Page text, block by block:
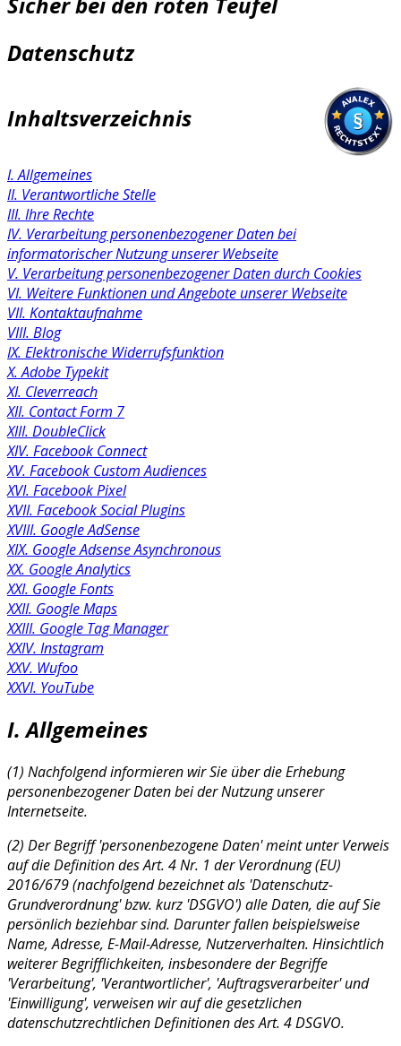
Datenschutz
Inhaltsverzeichnis
I. Allgemeines
II. Verantwortliche Stelle
III. Ihre Rechte
IV. Verarbeitung personenbezogener Daten bei
informatorischer Nutzung unserer Webseite
V. Verarbeitung personenbezogener Daten durch Cookies
VI. Weitere Funktionen und Angebote unserer Webseite
VII. Kontaktaufnahme
VIII. Blog
IX. Elektronische Widerrufsfunktion
X. Adobe Typekit
XI. Cleverreach
XII. Contact Form 7
XIII. DoubleClick
XIV. Facebook Connect
XV. Facebook Custom Audiences
XVI. Facebook Pixel
XVII. Facebook Social Plugins
XVIII. Google AdSense
XIX. Google Adsense Asynchronous
XX. Google Analytics
XXI. Google Fonts
XXII. Google Maps
XXIII. Google Tag Manager
XXIV. Instagram
XXV. Wufoo
XXVI. YouTube
I. Allgemeines
(1) Nachfolgend informieren wir Sie über die Erhebung
personenbezogener Daten bei der Nutzung unserer
Internetseite.
(2) Der Begriff 'personenbezogene Daten' meint unter Verweis
auf die Definition des Art. 4 Nr. 1 der Verordnung (EU)
2016/679 (nachfolgend bezeichnet als 'Datenschutz-
Grundverordnung' bzw. kurz 'DSGVO') alle Daten, die auf Sie
persönlich beziehbar sind. Darunter fallen beispielsweise
Name, Adresse, E-Mail-Adresse, Nutzerverhalten. Hinsichtlich
weiterer Begrifflichkeiten, insbesondere der Begriffe
'Verarbeitung', 'Verantwortlicher', 'Auftragsverarbeiter' und
'Einwilligung', verweisen wir auf die gesetzlichen
datenschutzrechtlichen Definitionen des Art. 4 DSGVO.